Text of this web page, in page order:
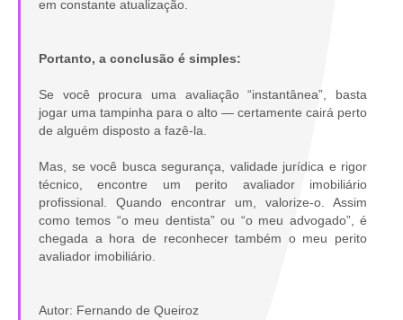
em constante atualização.
Portanto, a conclusão é simples:
Se você procura uma avaliação “instantânea”, basta
jogar uma tampinha para o alto — certamente cairá perto
de alguém disposto a fazê-la.
Mas, se você busca segurança, validade jurídica e rigor
técnico, encontre um perito avaliador imobiliário
profissional. Quando encontrar um, valorize-o. Assim
como temos “o meu dentista” ou “o meu advogado”, é
chegada a hora de reconhecer também o meu perito
avaliador imobiliário.
Autor: Fernando de Queiroz